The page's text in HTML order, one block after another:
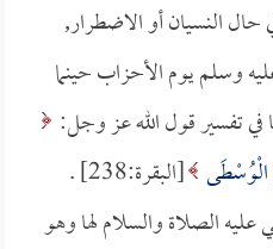
حال النسيان أو الاضطرار,
وسلم يوم الأحزاب حينما
في تفسير قول الله عز وجل:
الْوُسْطَى [البقرة:238] .
عليه الصلاة والسلام لها وهو